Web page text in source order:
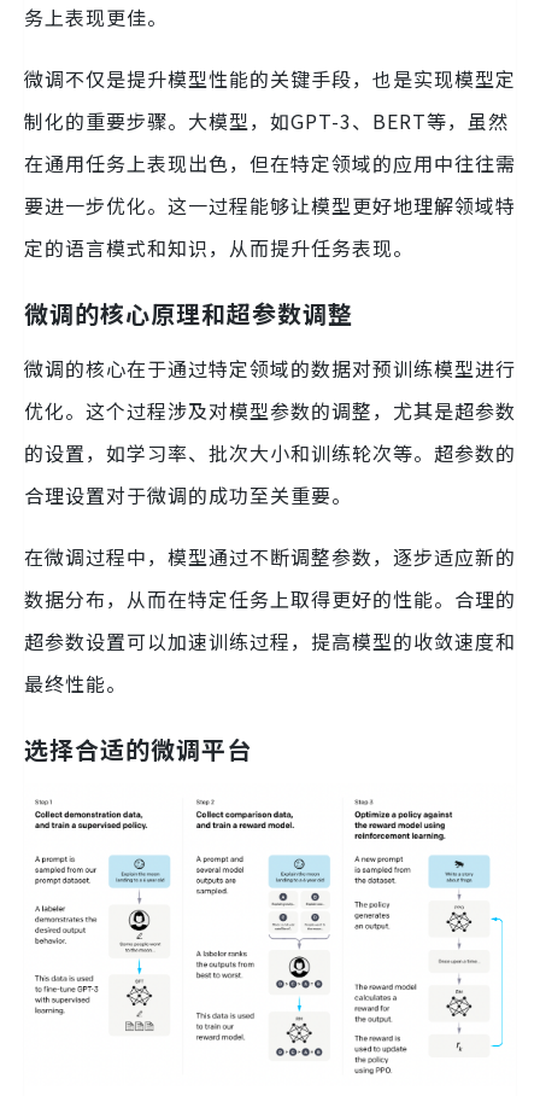
务上表现更佳。
微调不仅是提升模型性能的关键手段，也是实现模型定
制化的重要步骤。大模型，如GPT-3、BERT等，虽然
在通用任务上表现出色，但在特定领域的应用中往往需
要进一步优化。这一过程能够让模型更好地理解领域特
定的语言模式和知识，从而提升任务表现。
微调的核心原理和超参数调整
微调的核心在于通过特定领域的数据对预训练模型进行
优化。这个过程涉及对模型参数的调整，尤其是超参数
的设置，如学习率、批次大小和训练轮次等。超参数的
合理设置对于微调的成功至关重要。
在微调过程中，模型通过不断调整参数，逐步适应新的
数据分布，从而在特定任务上取得更好的性能。合理的
超参数设置可以加速训练过程，提高模型的收敛速度和
最终性能。
选择合适的微调平台